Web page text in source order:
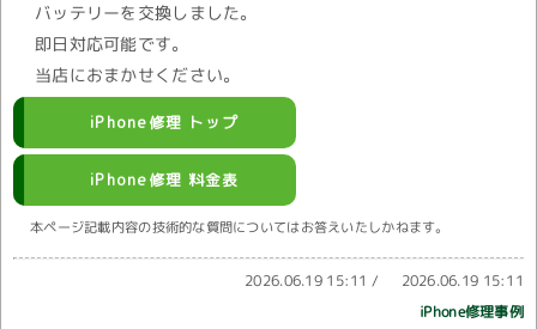
バッテリーを交換しました。
即日対応可能です。
当店におまかせください。
iPhone修理 トップ
iPhone修理 料金表
本ページ記載内容の技術的な質問についてはお答えいたしかねます。
2026.06.19 15:11 / 2026.06.19 15:11
iPhone修理事例